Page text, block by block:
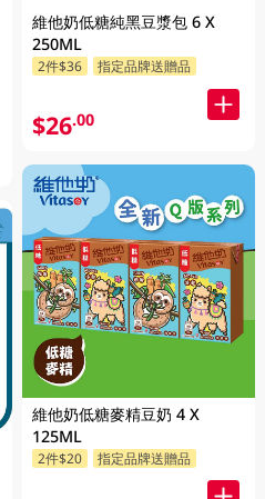
維他奶低糖純黑豆漿包 6 X
250ML
2件$36 指定品牌送贈品
$26.00
維他奶低糖麥精豆奶 4 X
125ML
2件$20 指定品牌送贈品